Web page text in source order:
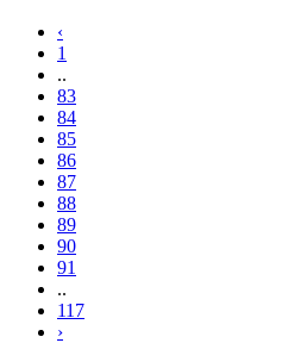
‹
1
..
83
84
85
86
87
88
89
90
91
..
117
›